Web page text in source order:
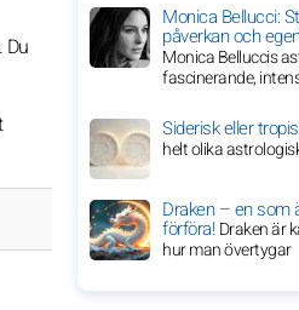
Du
Monica Bellucci:
påverkan och
Monica Belluccis
fascinerande,
Siderisk eller
helt olika
Draken – en som
förföra!Draken är
hur man övertygar